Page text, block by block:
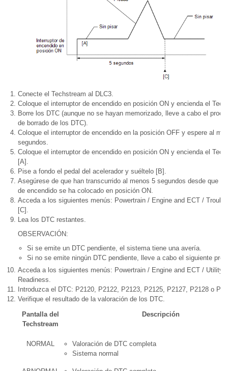
Conecte el Techstream al DLC3.
Coloque el interruptor de encendido en posición ON y encienda el
Borre los DTC (aunque no se hayan memorizado, lleve a cabo el
de borrado de los DTC).
Coloque el interruptor de encendido en la posición OFF y espere al
segundos.
Coloque el interruptor de encendido en posición ON y encienda el
[A].
Pise a fondo el pedal del acelerador y suéltelo [B].
Asegúrese de que han transcurrido al menos 5 segundos desde que el
de encendido se ha colocado en posición ON.
Acceda a los siguientes menús: Powertrain / Engine and ECT /
[C].
Lea los DTC restantes.
OBSERVACIÓN:
Si se emite un DTC pendiente, el sistema tiene una avería.
Si no se emite ningún DTC pendiente, lleve a cabo el siguiente
Acceda a los siguientes menús: Powertrain / Engine and ECT / Utility
Readiness.
Introduzca el DTC: P2120, P2122, P2123, P2125, P2127, P2128 o
Verifique el resultado de la valoración de los DTC.
Pantalla del
Techstream
Descripción
NORMAL
Valoración de DTC completa
Sistema normal